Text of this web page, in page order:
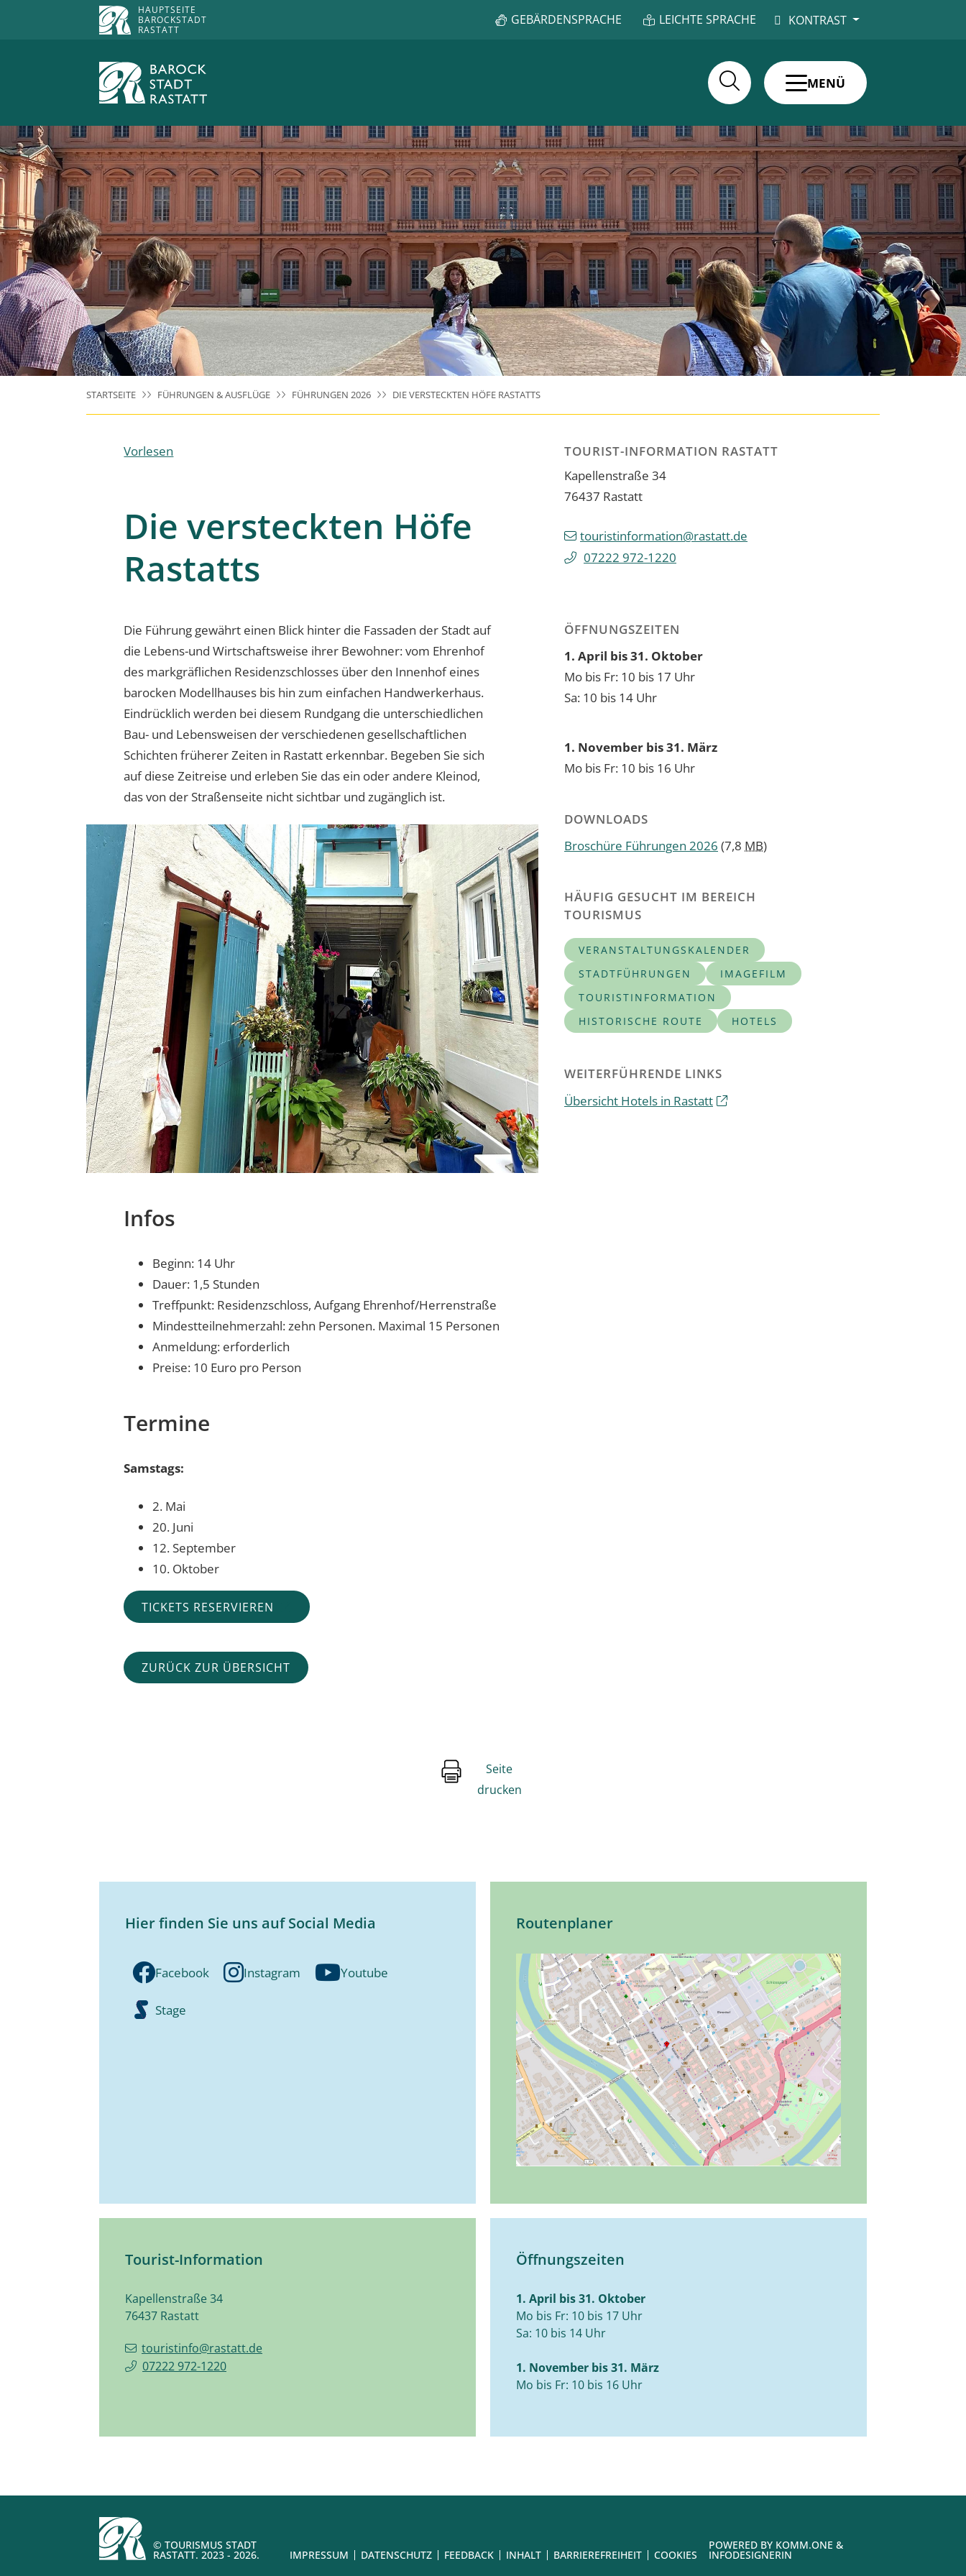
HAUPTSEITE
BAROCKSTADT
RASTATT
GEBÄRDENSPRACHE LEICHTE SPRACHE KONTRAST
MENÜ
STARTSEITE FÜHRUNGEN & AUSFLÜGE FÜHRUNGEN 2026 DIE VERSTECKTEN HÖFE RASTATTS
Vorlesen
Die versteckten Höfe
Rastatts
Die Führung gewährt einen Blick hinter die Fassaden der Stadt auf
die Lebens-und Wirtschaftsweise ihrer Bewohner: vom Ehrenhof
des markgräflichen Residenzschlosses über den Innenhof eines
barocken Modellhauses bis hin zum einfachen Handwerkerhaus.
Eindrücklich werden bei diesem Rundgang die unterschiedlichen
Bau- und Lebensweisen der verschiedenen gesellschaftlichen
Schichten früherer Zeiten in Rastatt erkennbar. Begeben Sie sich
auf diese Zeitreise und erleben Sie das ein oder andere Kleinod,
das von der Straßenseite nicht sichtbar und zugänglich ist.
Infos
Beginn: 14 Uhr
Dauer: 1,5 Stunden
Treffpunkt: Residenzschloss, Aufgang Ehrenhof/Herrenstraße
Mindestteilnehmerzahl: zehn Personen. Maximal 15 Personen
Anmeldung: erforderlich
Preise: 10 Euro pro Person
Termine
Samstags:
2. Mai
20. Juni
12. September
10. Oktober
TICKETS RESERVIEREN
ZURÜCK ZUR ÜBERSICHT
TOURIST-INFORMATION RASTATT
Kapellenstraße 34
76437 Rastatt
touristinformation@rastatt.de
07222 972-1220
ÖFFNUNGSZEITEN
1. April bis 31. Oktober
Mo bis Fr: 10 bis 17 Uhr
Sa: 10 bis 14 Uhr
1. November bis 31. März
Mo bis Fr: 10 bis 16 Uhr
DOWNLOADS
Broschüre Führungen 2026 (7,8 MB)
HÄUFIG GESUCHT IM BEREICH
TOURISMUS
VERANSTALTUNGSKALENDER
STADTFÜHRUNGEN
IMAGEFILM
TOURISTINFORMATION
HISTORISCHE ROUTE
HOTELS
WEITERFÜHRENDE LINKS
Übersicht Hotels in Rastatt
Seite
drucken
Hier finden Sie uns auf Social Media
Facebook Instagram Youtube
Stage
Routenplaner
Tourist-Information
Kapellenstraße 34
76437 Rastatt
touristinfo@rastatt.de
07222 972-1220
Öffnungszeiten
1. April bis 31. Oktober
Mo bis Fr: 10 bis 17 Uhr
Sa: 10 bis 14 Uhr
1. November bis 31. März
Mo bis Fr: 10 bis 16 Uhr
© TOURISMUS STADT
RASTATT. 2023 - 2026. IMPRESSUM DATENSCHUTZ FEEDBACK INHALT BARRIEREFREIHEIT COOKIES
POWERED BY KOMM.ONE &
INFODESIGNERIN